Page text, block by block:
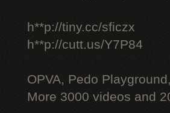
h**p://tiny.cc/sficzx
h**p://cutt.us/Y7P84
OPVA, Pedo
More 3000 videos and